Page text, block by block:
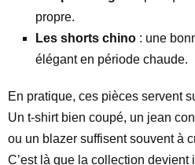
propre.
Les shorts chino : une
élégant en période chaude.
En pratique, ces pièces servent
Un t-shirt bien coupé, un jean
ou un blazer suffisent souvent à
C’est là que la collection devient